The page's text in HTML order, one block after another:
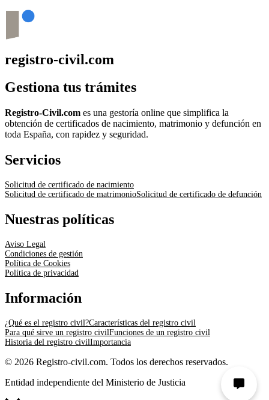
registro-civil.com
Gestiona tus trámites
Registro-Civil.com es una gestoría online que simplifica la
obtención de certificados de nacimiento, matrimonio y defunción en
toda España, con rapidez y seguridad.
Servicios
Solicitud de certificado de nacimiento
Solicitud de certificado de matrimonioSolicitud de certificado de defunción
Nuestras políticas
Aviso Legal
Condiciones de gestión
Política de Cookies
Política de privacidad
Información
¿Qué es el registro civil?Características del registro civil
Para qué sirve un registro civilFunciones de un registro civil
Historia del registro civilImportancia
© 2026 Registro-civil.com. Todos los derechos reservados.
Entidad independiente del Ministerio de Justicia